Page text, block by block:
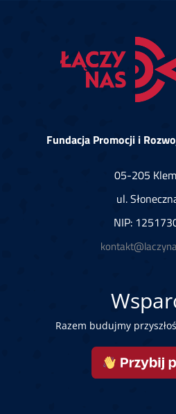
Fundacja Promocji i
05-205
ul.
NIP:
Razem budujmy